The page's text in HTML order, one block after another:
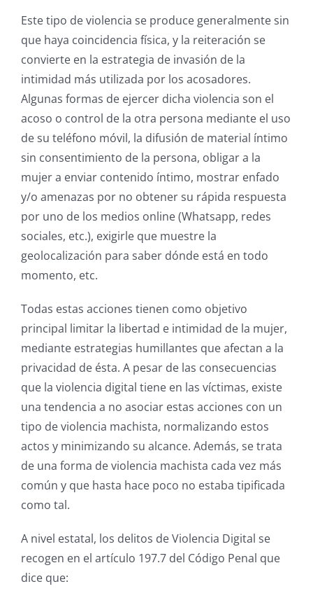
Este tipo de violencia se produce generalmente sin
que haya coincidencia física, y la reiteración se
convierte en la estrategia de invasión de la
intimidad más utilizada por los acosadores.
Algunas formas de ejercer dicha violencia son el
acoso o control de la otra persona mediante el uso
de su teléfono móvil, la difusión de material íntimo
sin consentimiento de la persona, obligar a la
mujer a enviar contenido íntimo, mostrar enfado
y/o amenazas por no obtener su rápida respuesta
por uno de los medios online (Whatsapp, redes
sociales, etc.), exigirle que muestre la
geolocalización para saber dónde está en todo
momento, etc.
Todas estas acciones tienen como objetivo
principal limitar la libertad e intimidad de la mujer,
mediante estrategias humillantes que afectan a la
privacidad de ésta. A pesar de las consecuencias
que la violencia digital tiene en las víctimas, existe
una tendencia a no asociar estas acciones con un
tipo de violencia machista, normalizando estos
actos y minimizando su alcance. Además, se trata
de una forma de violencia machista cada vez más
común y que hasta hace poco no estaba tipificada
como tal.
A nivel estatal, los delitos de Violencia Digital se
recogen en el artículo 197.7 del Código Penal que
dice que: